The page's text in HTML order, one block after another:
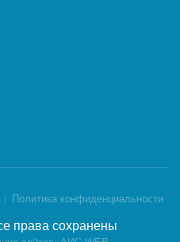
Политика конфиденциальности
права сохранены